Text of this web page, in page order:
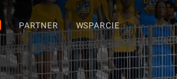
PARTNER WSPARCIE